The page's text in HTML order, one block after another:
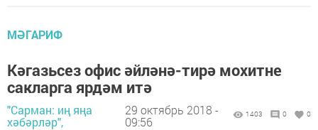
МӘГАРИФ
Кәгазьсез офис әйләнә-тирә мохитне
сакларга ярдәм итә
"Сарман: иң яңа
хәбәрләр",
29 октябрь 2018 -
09:56
1403 0 0